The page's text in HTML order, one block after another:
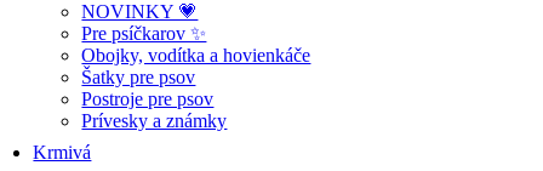
NOVINKY 💗
Pre psíčkarov ✨
Obojky, vodítka a hovienkáče
Šatky pre psov
Postroje pre psov
Prívesky a známky
Krmivá